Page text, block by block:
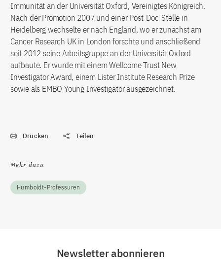
Immunität an der Universität Oxford, Vereinigtes Königreich.
Nach der Promotion 2007 und einer Post-Doc-Stelle in
Heidelberg wechselte er nach England, wo er zunächst am
Cancer Research UK in London forschte und anschließend
seit 2012 seine Arbeitsgruppe an der Universität Oxford
aufbaute. Er wurde mit einem Wellcome Trust New
Investigator Award, einem Lister Institute Research Prize
sowie als EMBO Young Investigator ausgezeichnet.
Drucken Teilen
Mehr dazu
Humboldt-Professuren
Newsletter abonnieren